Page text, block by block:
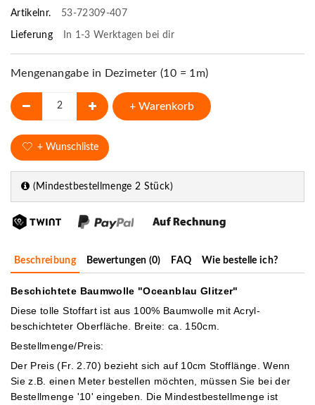
Artikelnr. 53-72309-407
Lieferung In 1-3 Werktagen bei dir
Mengenangabe in Dezimeter (10 = 1m)
+ Warenkorb
+ Wunschliste
(Mindestbestellmenge 2 Stück)
Beschreibung Bewertungen (0) FAQ Wie bestelle ich?
Beschichtete Baumwolle "Oceanblau Glitzer"
Diese tolle Stoffart ist aus 100% Baumwolle mit Acryl-
beschichteter Oberfläche. Breite: ca. 150cm.
Bestellmenge/Preis:
Der Preis (Fr. 2.70) bezieht sich auf 10cm Stofflänge. Wenn
Sie z.B. einen Meter bestellen möchten, müssen Sie bei der
Bestellmenge '10' eingeben. Die Mindestbestellmenge ist